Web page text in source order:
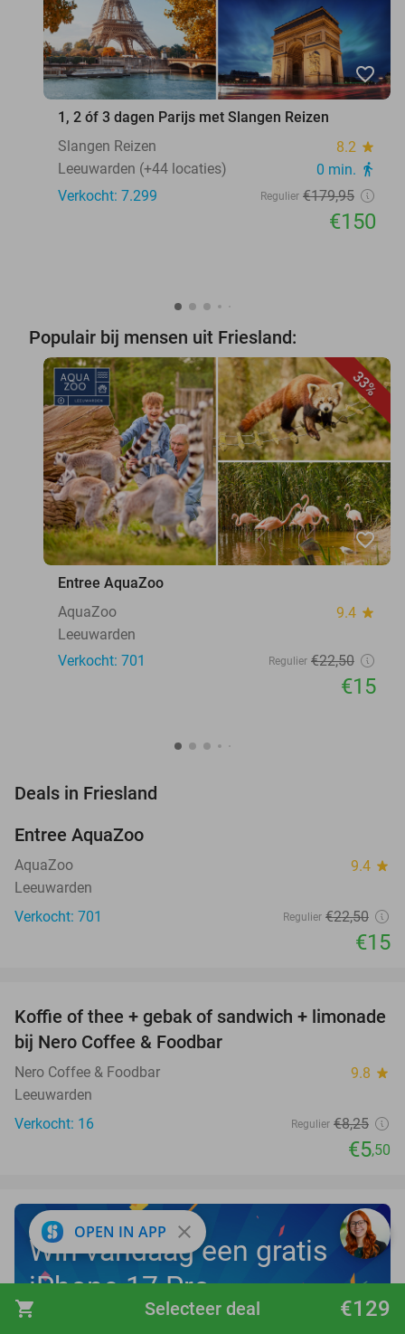
shopping_cart €129
Selecteer deal
favorite_border
1, 2 óf 3 dagen Parijs met Slangen Reizen
Slangen Reizen
8.2 star
Leeuwarden (+44 locaties) 0 min. directions_walk
Verkocht: 7.299 Regulier €179,95
€150
Populair bij mensen uit Friesland:
33%
favorite_border
Entree AquaZoo
AquaZoo
9.4 star
Leeuwarden
Verkocht: 701
Regulier €22,50
€15
Deals in Friesland
Entree AquaZoo
AquaZoo 9.4 star
Leeuwarden
Verkocht: 701
Regulier €22,50
€15
33%
TODAY
Koffie of thee + gebak of sandwich + limonade
bij Nero Coffee & Foodbar
Nero Coffee & Foodbar 9.8 star
Leeuwarden
Verkocht: 16
Regulier €8,25
€5,50
Win vandaag een gratis
iPhone 17 Pro
OPEN IN APP close